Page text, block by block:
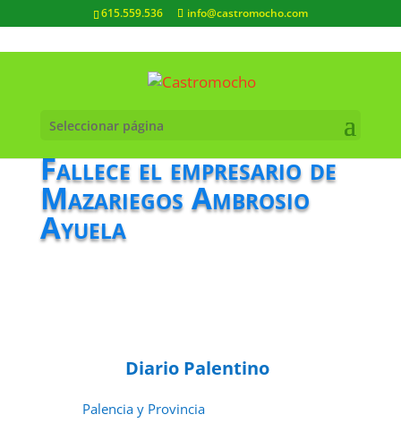
615.559.536 info@castromocho.com
Seleccionar página
Fallece el empresario de
Mazariegos Ambrosio
Ayuela
Diario Palentino
Palencia y Provincia